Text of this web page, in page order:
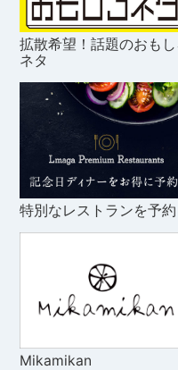
拡散希望！話題のおもし
ネタ
特別なレストランを予約
Mikamikan